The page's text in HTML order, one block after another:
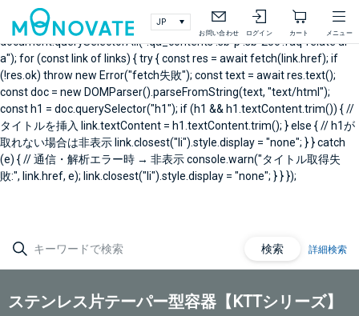
document.addEventListener("DOMContentLoaded", async () => { // 製
品Q&A右メニュー関連Q&A const links =
document.querySelectorAll(".qa_contents .sb-p .sb-25c .faq-relate ul
a"); for (const link of links) { try { const res = await fetch(link.href); if
(!res.ok) throw new Error("fetch失敗"); const text = await res.text();
const doc = new DOMParser().parseFromString(text, "text/html");
const h1 = doc.querySelector("h1"); if (h1 && h1.textContent.trim()) { //
タイトルを挿入 link.textContent = h1.textContent.trim(); } else { // h1が
取れない場合は非表示 link.closest("li").style.display = "none"; } } catch
(e) { // 通信・解析エラー時 → 非表示 console.warn("タイトル取得失
敗:", link.href, e); link.closest("li").style.display = "none"; } } });
お問い合わせ ログイン カート メニュー
検索 詳細検索
ステンレス片テーパー型容器【KTTシリーズ】